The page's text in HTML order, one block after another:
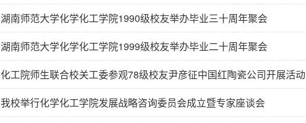
湖南师范大学化学化工学院1990级校友举办毕业三十周年聚会
湖南师范大学化学化工学院1999级校友举办毕业二十周年聚会
化工院师生联合校关工委参观78级校友尹彦征中国红陶瓷公司开展活动
我校举行化学化工学院发展战略咨询委员会成立暨专家座谈会